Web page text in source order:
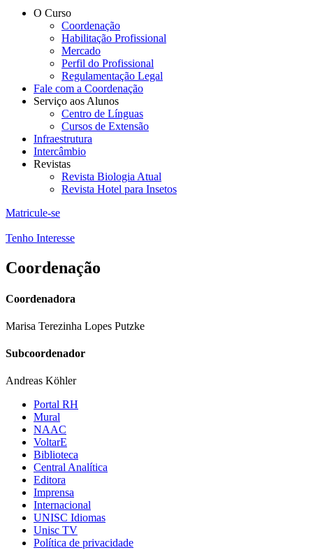
O Curso
Coordenação
Habilitação Profissional
Mercado
Perfil do Profissional
Regulamentação Legal
Fale com a Coordenação
Serviço aos Alunos
Centro de Línguas
Cursos de Extensão
Infraestrutura
Intercâmbio
Revistas
Revista Biologia Atual
Revista Hotel para Insetos
Matricule-se
Tenho Interesse
Coordenação
Coordenadora
Marisa Terezinha Lopes Putzke
Subcoordenador
Andreas Köhler
Portal RH
Mural
NAAC
VoltarE
Biblioteca
Central Analítica
Editora
Imprensa
Internacional
UNISC Idiomas
Unisc TV
Política de privacidade